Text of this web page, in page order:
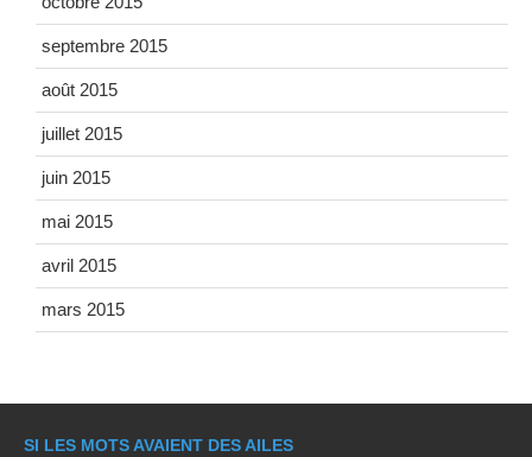
septembre 2015
août 2015
juillet 2015
juin 2015
mai 2015
avril 2015
mars 2015
SI LES MOTS AVAIENT DES AILES